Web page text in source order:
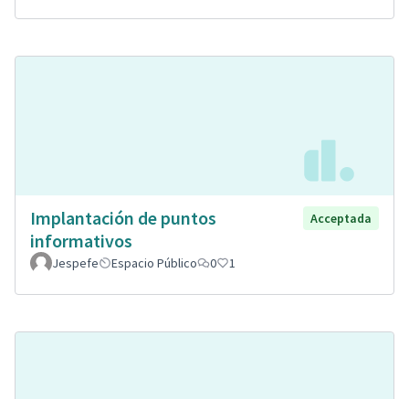
Implantación de puntos
informativos
Acceptada
Jespefe Espacio Público 0 1